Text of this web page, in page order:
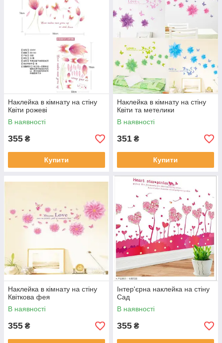
Наклейка в кімнату на стіну
Квіти рожеві
В наявності
355 ₴
Купити
Наклейка в кімнату на стіну
Квіти та метелики
В наявності
351 ₴
Купити
Наклейка в кімнату на стіну
Квіткова фея
В наявності
355 ₴
Інтер'єрна наклейка на стіну
Сад
В наявності
355 ₴